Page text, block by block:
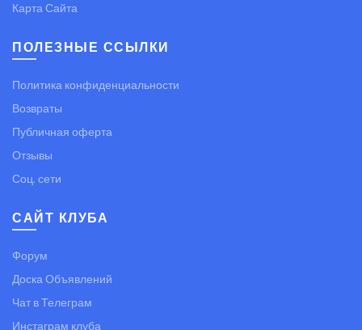
Карта Сайта
ПОЛЕЗНЫЕ ССЫЛКИ
Политика конфиденциальности
Возвраты
Публичная оферта
Отзывы
Соц. сети
САЙТ КЛУБА
Форум
Доска Объявлений
Чат в Телеграм
Инстаграм клуба